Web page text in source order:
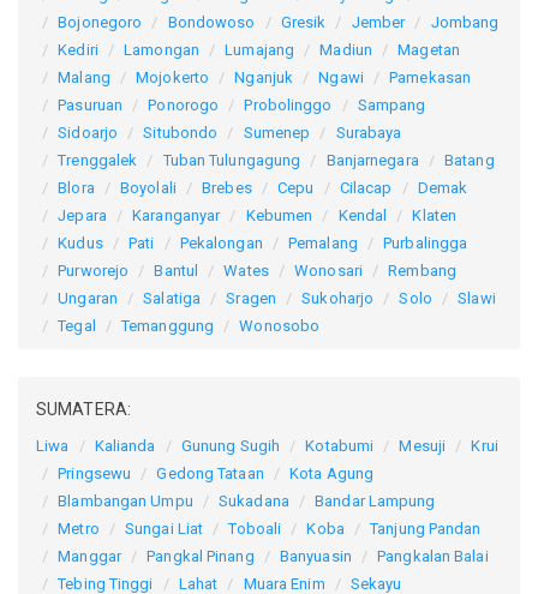
Bojonegoro
Bondowoso Gresik Jember
Jombang
Kediri
Lamongan Lumajang Madiun
Magetan
Malang
Mojokerto Nganjuk Ngawi
Pamekasan
Pasuruan
Ponorogo Probolinggo
Sampang
Sidoarjo
Situbondo Sumenep
Surabaya
Trenggalek
Tuban Tulungagung Banjarnegara
Batang
Blora
Boyolali Brebes Cepu Cilacap
Demak
Jepara
Karanganyar Kebumen Kendal
Klaten
Kudus
Pati Pekalongan Pemalang
Purbalingga
Purworejo
Bantul Wates Wonosari
Rembang
Ungaran
Salatiga Sragen Sukoharjo Solo
Slawi
Tegal
Temanggung Wonosobo
SUMATERA:
Liwa Kalianda Gunung Sugih Kotabumi Mesuji
Krui
Pringsewu
Gedong Tataan
Kota Agung
Blambangan Umpu
Sukadana
Bandar Lampung
Metro
Sungai Liat Toboali Koba
Tanjung Pandan
Manggar
Pangkal Pinang Banyuasin
Pangkalan Balai
Tebing Tinggi
Lahat Muara Enim
Sekayu